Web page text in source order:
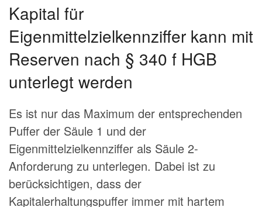
Kapital für
Eigenmittelzielkennziffer kann mit
Reserven nach § 340 f HGB
unterlegt werden
Es ist nur das Maximum der entsprechenden
Puffer der Säule 1 und der
Eigenmittelzielkennziffer als Säule 2-
Anforderung zu unterlegen. Dabei ist zu
berücksichtigen, dass der
Kapitalerhaltungspuffer immer mit hartem